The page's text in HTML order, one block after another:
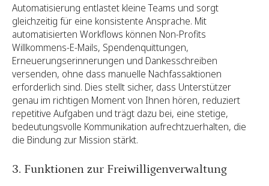
Automatisierung entlastet kleine Teams und sorgt
gleichzeitig für eine konsistente Ansprache. Mit
automatisierten Workflows können Non-Profits
Willkommens-E-Mails, Spendenquittungen,
Erneuerungserinnerungen und Dankesschreiben
versenden, ohne dass manuelle Nachfassaktionen
erforderlich sind. Dies stellt sicher, dass Unterstützer
genau im richtigen Moment von Ihnen hören, reduziert
repetitive Aufgaben und trägt dazu bei, eine stetige,
bedeutungsvolle Kommunikation aufrechtzuerhalten, die
die Bindung zur Mission stärkt.
3. Funktionen zur Freiwilligenverwaltung